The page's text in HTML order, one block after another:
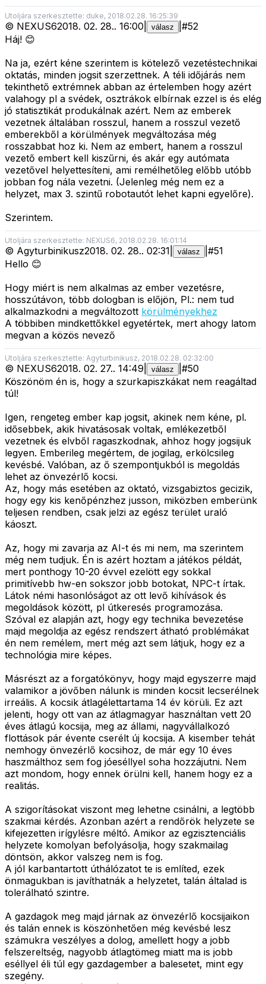
Utoljára szerkesztette: duke, 2018.02.28. 16:25:39
© NEXUS62018. 02. 28.. 16:00 válasz #52
Háj! 😊
Na ja, ezért kéne szerintem is kötelező vezetéstechnikai
oktatás, minden jogsit szerzettnek. A téli időjárás nem
tekinthető extrémnek abban az értelemben hogy azért
valahogy pl a svédek, osztrákok elbírnak ezzel is és elég
jó statisztikát produkálnak azért. Nem az emberek
vezetnek általában rosszul, hanem a rosszul vezető
emberekből a körülmények megváltozása még
rosszabbat hoz ki. Nem az embert, hanem a rosszul
vezető embert kell kiszűrni, és akár egy autómata
vezetővel helyettesíteni, ami remélhetőleg előbb utóbb
jobban fog nála vezetni. (Jelenleg még nem ez a
helyzet, max 3. szintű robotautót lehet kapni egyelőre).
Szerintem.
Utoljára szerkesztette: NEXUS6, 2018.02.28. 16:01:14
© Agyturbinikusz2018. 02. 28.. 02:31 válasz #51
Hello 😊
Hogy miért is nem alkalmas az ember vezetésre,
hosszútávon, több dologban is előjön, Pl.: nem tud
alkalmazkodni a megváltozott körülményekhez
A többiben mindkettőkkel egyetértek, mert ahogy latom
megvan a közös nevező
Utoljára szerkesztette: Agyturbinikusz, 2018.02.28. 02:32:00
© NEXUS62018. 02. 27.. 14:49 válasz #50
Köszönöm én is, hogy a szurkapiszkákat nem reagáltad
túl!
Igen, rengeteg ember kap jogsit, akinek nem kéne, pl.
idősebbek, akik hivatásosak voltak, emlékezetből
vezetnek és elvből ragaszkodnak, ahhoz hogy jogsijuk
legyen. Emberileg megértem, de jogilag, erkölcsileg
kevésbé. Valóban, az ő szempontjukból is megoldás
lehet az önvezérlő kocsi.
Az, hogy más esetében az oktató, vizsgabiztos gecizik,
hogy egy kis kenőpénzhez jusson, miközben emberünk
teljesen rendben, csak jelzi az egész terület uraló
káoszt.
Az, hogy mi zavarja az AI-t és mi nem, ma szerintem
még nem tudjuk. Én is azért hoztam a játékos példát,
mert ponthogy 10-20 évvel ezelött egy sokkal
primitívebb hw-en sokszor jobb botokat, NPC-t írtak.
Látok némi hasonlóságot az ott levő kihívások és
megoldások között, pl útkeresés programozása.
Szóval ez alapján azt, hogy egy technika bevezetése
majd megoldja az egész rendszert átható problémákat
én nem remélem, mert még azt sem látjuk, hogy ez a
technológia mire képes.
Másrészt az a forgatókönyv, hogy majd egyszerre majd
valamikor a jövőben nálunk is minden kocsit lecserélnek
irreális. A kocsik átlagélettartama 14 év körüli. Ez azt
jelenti, hogy ott van az átlagmagyar használtan vett 20
éves átlagú kocsija, meg az állami, nagyvállalkozó
flottások pár évente cserélt új kocsija. A kisember tehát
nemhogy önvezérlő kocsihoz, de már egy 10 éves
haszmálthoz sem fog jóeséllyel soha hozzájutni. Nem
azt mondom, hogy ennek örülni kell, hanem hogy ez a
realitás.
A szigorításokat viszont meg lehetne csinálni, a legtöbb
szakmai kérdés. Azonban azért a rendőrök helyzete se
kifejezetten irígylésre méltó. Amikor az egzisztenciális
helyzete komolyan befolyásolja, hogy szakmailag
döntsön, akkor valszeg nem is fog.
A jól karbantartott úthálózatot te is említed, ezek
önmagukban is javíthatnák a helyzetet, talán általad is
tolerálható szintre.
A gazdagok meg majd járnak az önvezérlő kocsijaikon
és talán ennek is köszönhetően még kevésbé lesz
számukra veszélyes a dolog, amellett hogy a jobb
felszereltség, nagyobb átlagtömeg miatt ma is jobb
eséllyel éli túl egy gazdagember a balesetet, mint egy
szegény.